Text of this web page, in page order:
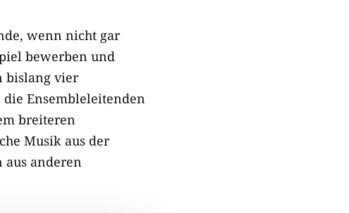
wenn nicht gar
bewerben und
bislang vier
Ensembleleitenden
breiteren
Musik aus der
anderen